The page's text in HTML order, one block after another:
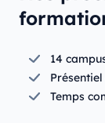
14
Temps